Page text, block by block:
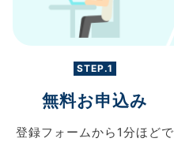
STEP.1
無料お申込み
登録フォームから 1分ほどで